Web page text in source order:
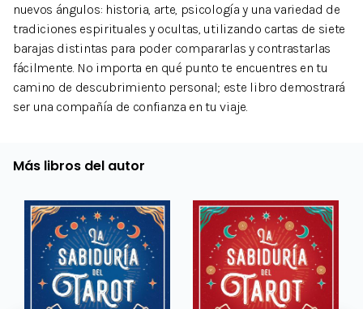
nuevos ángulos: historia, arte, psicología y una variedad de
tradiciones espirituales y ocultas, utilizando cartas de siete
barajas distintas para poder compararlas y contrastarlas
fácilmente. No importa en qué punto te encuentres en tu
camino de descubrimiento personal; este libro demostrará
ser una compañía de confianza en tu viaje.
Más libros del autor